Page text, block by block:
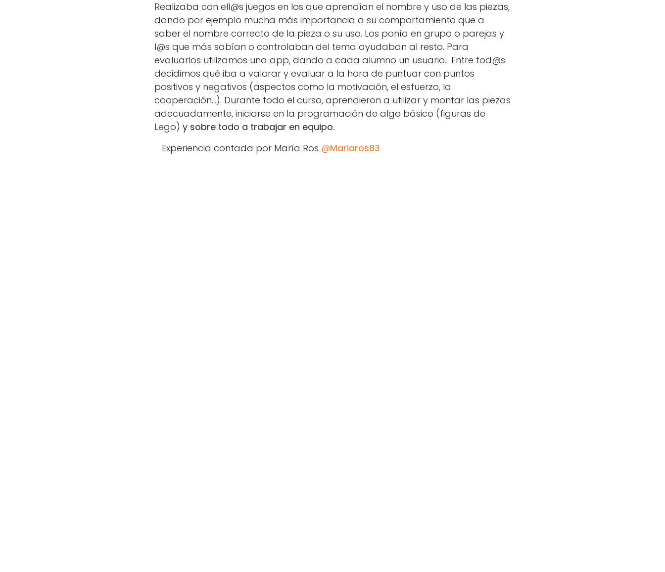
Realizaba con ell@s juegos en los que aprendían el nombre y uso de las piezas,
dando por ejemplo mucha más importancia a su comportamiento que a
saber el nombre correcto de la pieza o su uso. Los ponía en grupo o parejas y
l@s que más sabían o controlaban del tema ayudaban al resto. Para
evaluarlos utilizamos una app, dando a cada alumno un usuario. Entre tod@s
decidimos qué iba a valorar y evaluar a la hora de puntuar con puntos
positivos y negativos (aspectos como la motivación, el esfuerzo, la
cooperación…). Durante todo el curso, aprendieron a utilizar y montar las piezas
adecuadamente, iniciarse en la programación de algo básico (figuras de
Lego) y sobre todo a trabajar en equipo.
Experiencia contada por María Ros @Mariaros83